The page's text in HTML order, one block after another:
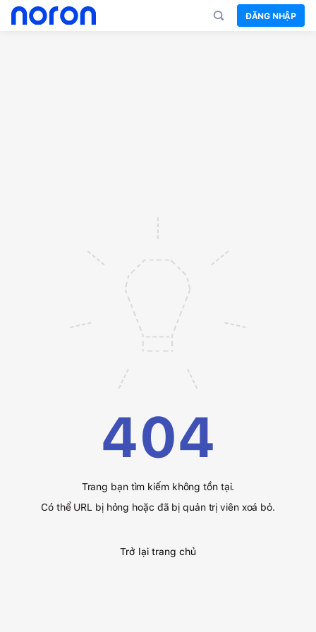
ĐĂNG NHẬP
404
Trang bạn tìm kiếm không tồn tại.
Có thể URL bị hỏng hoặc đã bị quản trị viên xoá bỏ.
Trở lại trang chủ